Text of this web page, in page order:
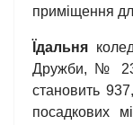
приміщення
Їдальня
Дружби, № 23.
становить
посадкових